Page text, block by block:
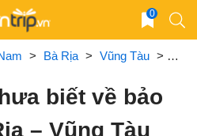
0
> Bà Rịa > Vũng Tàu >
biết về bảo
– Vũng Tàu